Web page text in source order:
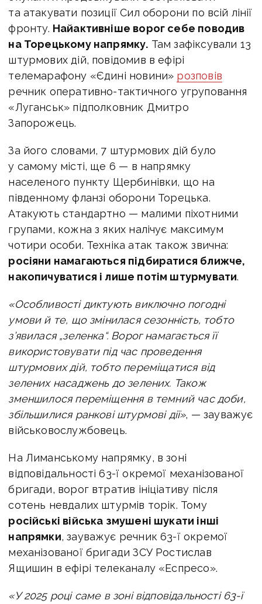
та атакувати позиції Сил оборони по всій лінії
фронту. Найактивніше ворог себе поводив
на Торецькому напрямку. Там зафіксували 13
штурмових дій, повідомив в ефірі
телемарафону «Єдині новини» розповів
речник оперативно-тактичного угруповання
«Луганськ» підполковник Дмитро
Запорожець.
За його словами, 7 штурмових дій було
у самому місті, ще 6 — в напрямку
населеного пункту Щербинівки, що на
південному фланзі оборони Торецька.
Атакують стандартно — малими піхотними
групами, кожна з яких налічує максимум
чотири особи. Техніка атак також звична:
росіяни намагаються підбиратися ближче,
накопичуватися і лише потім штурмувати.
«Особливості диктують виключно погодні
умови й те, що змінилася сезонність, тобто
з’явилася „зеленка“. Ворог намагається її
використовувати під час проведення
штурмових дій, тобто переміщатися від
зелених насаджень до зелених. Також
зменшилося переміщення в темний час доби,
збільшилися ранкові штурмові дії», — зауважує
військовослужбовець.
На Лиманському напрямку, в зоні
відповідальності 63-ї окремої механізованої
бригади, ворог втратив ініціативу після
сотень невдалих штурмів торік. Тому
російські війська змушені шукати інші
напрямки, зауважує речник 63-ї окремої
механізованої бригади ЗСУ Ростислав
Ящишин в ефірі телеканалу «Еспресо».
«У 2025 році саме в зоні відповідальності 63-ї